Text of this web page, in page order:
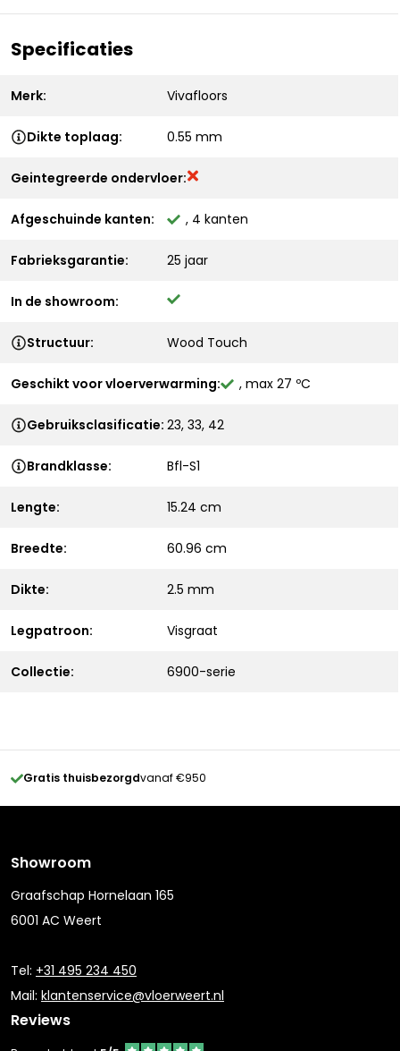
Specificaties
Merk: Vivafloors
Dikte toplaag: 0.55 mm
Geintegreerde ondervloer:
Afgeschuinde kanten: , 4 kanten
Fabrieksgarantie: 25 jaar
In de showroom:
Structuur: Wood Touch
Geschikt voor vloerverwarming: , max 27 ºC
Gebruiksclasificatie: 23, 33, 42
Brandklasse: Bfl-S1
Lengte: 15.24 cm
Breedte: 60.96 cm
Dikte: 2.5 mm
Legpatroon: Visgraat
Collectie: 6900-serie
Gratis thuisbezorgdvanaf €950
Showroom
Graafschap Hornelaan 165
6001 AC Weert
Tel: +31 495 234 450
Mail: klantenservice@vloerweert.nl
Reviews